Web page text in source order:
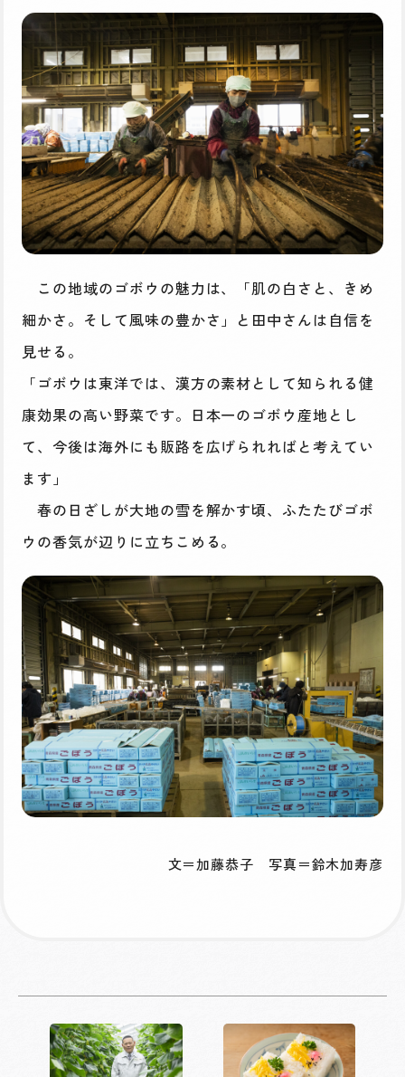
この地域のゴボウの魅力は、「肌の白さと、きめ
細かさ。そして風味の豊かさ」と田中さんは自信を
見せる。
「ゴボウは東洋では、漢方の素材として知られる健
康効果の高い野菜です。日本一のゴボウ産地とし
て、今後は海外にも販路を広げられればと考えてい
ます」
春の日ざしが大地の雪を解かす頃、ふたたびゴボ
ウの香気が辺りに立ちこめる。
文＝加藤恭子 写真＝鈴木加寿彦